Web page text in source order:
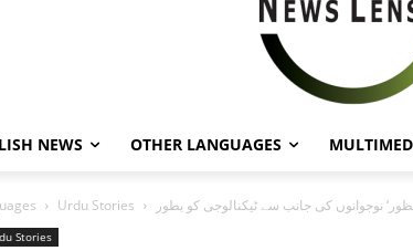
NEWS OTHER LANGUAGES
Urdu Stories
Stories